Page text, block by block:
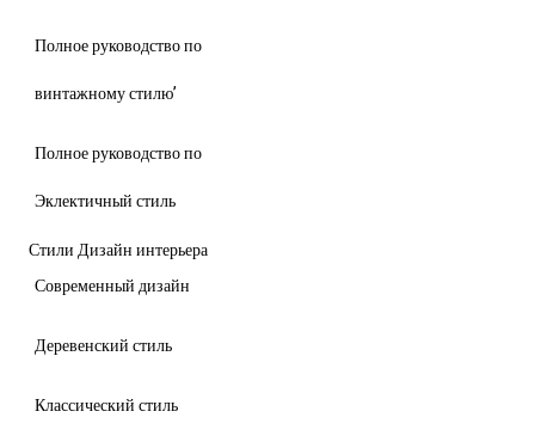
Полное руководство по
винтажному стилю’
Полное руководство по
Эклектичный стиль
Стили Дизайн интерьера
Современный дизайн
Деревенский стиль
Классический стиль